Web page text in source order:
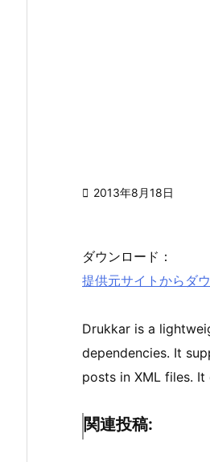
 2013年8月18日
ダウンロード：
提供元サイトからダ
Drukkar is a
dependencies. It
posts in XML files. It
関連投稿: